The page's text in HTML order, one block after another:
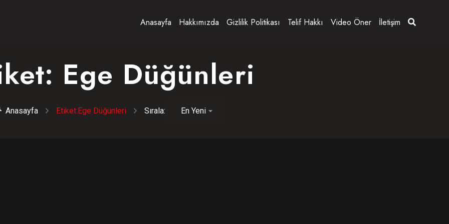
Anasayfa Hakkımızda Gizlilik Politikası Telif Hakkı Video Öner İletişim
Ege Düğünleri
Anasayfa Etiket:Ege Düğünleri Sırala: